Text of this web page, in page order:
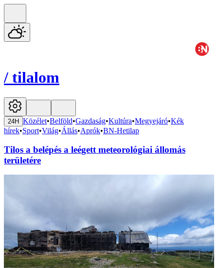
/ tilalom
24H Közélet•Belföld•Gazdaság•Kultúra•Megyejáró•Kék
hírek•Sport•Világ•Állás•Aprók•BN-Hetilap
Tilos a belépés a leégett meteorológiai állomás
területére